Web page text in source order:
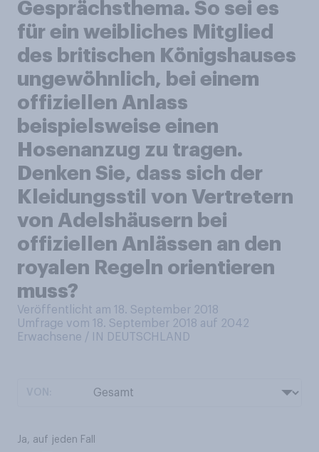
Gesprächsthema. So sei es
für ein weibliches Mitglied
des britischen Königshauses
ungewöhnlich, bei einem
offiziellen Anlass
beispielsweise einen
Hosenanzug zu tragen.
Denken Sie, dass sich der
Kleidungsstil von Vertretern
von Adelshäusern bei
offiziellen Anlässen an den
royalen Regeln orientieren
muss?
Veröffentlicht am 18. September 2018
Umfrage vom 18. September 2018 auf 2042
Erwachsene / IN DEUTSCHLAND
Ja, auf jeden Fall